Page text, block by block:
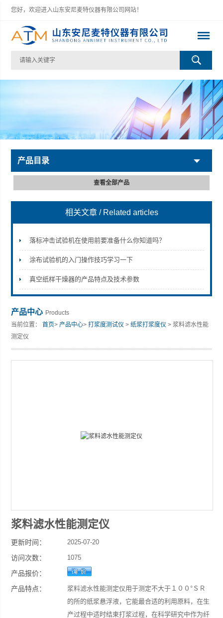
您好，欢迎进入山东安尼麦特仪器有限公司网站！
山东安尼麦特仪器有限公司
产品目录
查看全部产品
相关文章 / Related articles
落标冲击试验机在使用前要准备什么你知道吗？
涂布试验机的入门操作技巧学习一下
真空纸样干燥器的产品特点及技术参数
产品中心 Products
当前位置：首页>产品中心>打浆度测试仪 >纸浆打浆度仪 > 浆料滤水性能
测定仪
浆料滤水性能测定仪
更新时间： 2025-07-20
访问次数： 1075
产品报价：
产品特点：
浆料滤水性能测定仪用于测定不大于１００°ＳＲ
的所的纸浆悬浮液，它能最合适的利用原料，在生
产过程中适时结束打浆过程，在科学研究中作为纤